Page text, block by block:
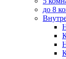
до 8